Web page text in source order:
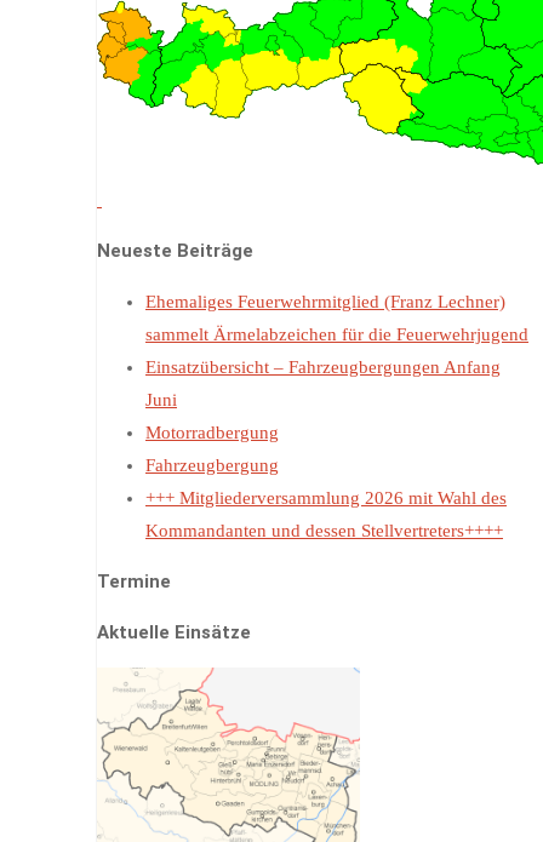
Neueste Beiträge
Ehemaliges Feuerwehrmitglied (Franz Lechner)
sammelt Ärmelabzeichen für die Feuerwehrjugend
Einsatzübersicht – Fahrzeugbergungen Anfang
Juni
Motorradbergung
Fahrzeugbergung
+++ Mitgliederversammlung 2026 mit Wahl des
Kommandanten und dessen Stellvertreters++++
Termine
Aktuelle Einsätze